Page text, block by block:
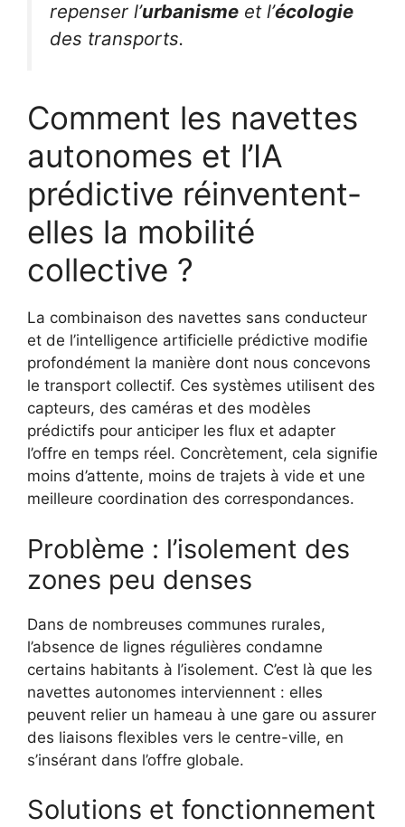
repenser l’urbanisme et l’écologie
des transports.
Comment les navettes
autonomes et l’IA
prédictive réinventent-
elles la mobilité
collective ?
La combinaison des navettes sans conducteur
et de l’intelligence artificielle prédictive modifie
profondément la manière dont nous concevons
le transport collectif. Ces systèmes utilisent des
capteurs, des caméras et des modèles
prédictifs pour anticiper les flux et adapter
l’offre en temps réel. Concrètement, cela signifie
moins d’attente, moins de trajets à vide et une
meilleure coordination des correspondances.
Problème : l’isolement des
zones peu denses
Dans de nombreuses communes rurales,
l’absence de lignes régulières condamne
certains habitants à l’isolement. C’est là que les
navettes autonomes interviennent : elles
peuvent relier un hameau à une gare ou assurer
des liaisons flexibles vers le centre-ville, en
s’insérant dans l’offre globale.
Solutions et fonctionnement